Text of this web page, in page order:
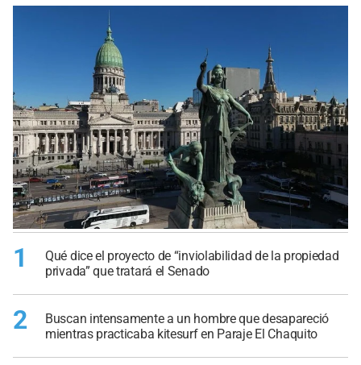
1
Qué dice el proyecto de “inviolabilidad de la propiedad
privada” que tratará el Senado
2
Buscan intensamente a un hombre que desapareció
mientras practicaba kitesurf en Paraje El Chaquito